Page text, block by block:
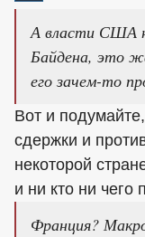
А власти США
Байдена, это
его зачем-то
Вот и
сдержки и
некоторой
и ни кто ни чего
Франция?